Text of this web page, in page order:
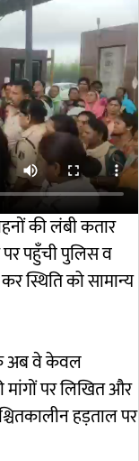
की लंबी कतार
पहुँची पुलिस व
स्थिति को सामान्य
अब वे केवल
मांगों पर लिखित और
हड़ताल पर